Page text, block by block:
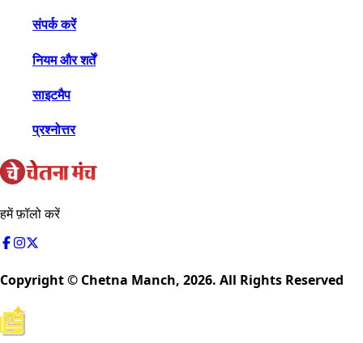
संपर्क करें
नियम और शर्तें
साइटमैप
प्रश्नोत्तर
हमें फ़ॉलो करें
Copyright © Chetna Manch, 2026. All Rights Reserved